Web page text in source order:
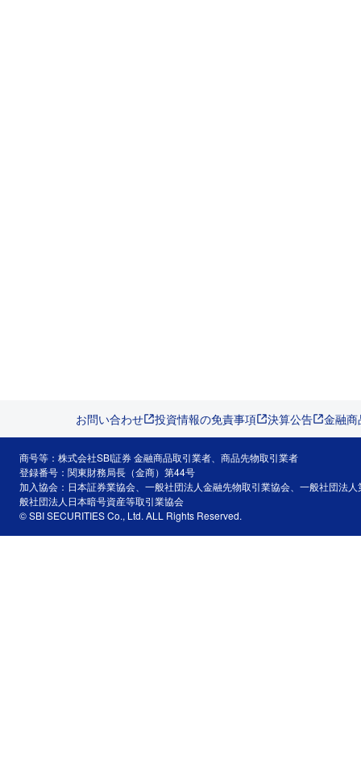
お問い合わせ 投資情報の免責事項 決算公告 金融
商号等：株式会社SBI証券 金融商品取引業者、商品先物取引業者
登録番号：関東財務局長（金商）第44号
加入協会：日本証券業協会、一般社団法人金融先物取引業協会、一般社団法
般社団法人日本暗号資産等取引業協会
© SBI SECURITIES Co., Ltd. ALL Rights Reserved.